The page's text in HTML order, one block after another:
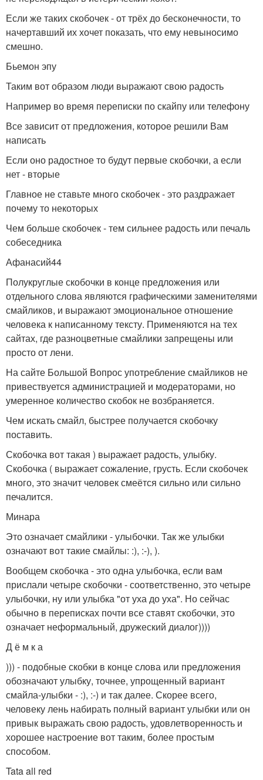
Если же таких скобочек - от трёх до бесконечности, то
начертавший их хочет показать, что ему невыносимо
смешно.
Бьемон эпу
Таким вот образом люди выражают свою радость
Например во время переписки по скайпу или телефону
Все зависит от предложения, которое решили Вам
написать
Если оно радостное то будут первые скобочки, а если
нет - вторые
Главное не ставьте много скобочек - это раздражает
почему то некоторых
Чем больше скобочек - тем сильнее радость или печаль
собеседника
Афанасий44
Полукруглые скобочки в конце предложения или
отдельного слова являются графическими заменителями
смайликов, и выражают эмоциональное отношение
человека к написанному тексту. Применяются на тех
сайтах, где разноцветные смайлики запрещены или
просто от лени.
На сайте Большой Вопрос употребление смайликов не
привествуется администрацией и модераторами, но
умеренное количество скобок не возбраняется.
Чем искать смайл, быстрее получается скобочку
поставить.
Скобочка вот такая ) выражает радость, улыбку.
Скобочка ( выражает сожаление, грусть. Если скобочек
много, это значит человек смеётся сильно или сильно
печалится.
Минара
Это означает смайлики - улыбочки. Так же улыбки
означают вот такие смайлы: :), :-), ).
Вообщем скобочка - это одна улыбочка, если вам
прислали четыре скобочки - соответственно, это четыре
улыбочки, ну или улыбка "от уха до уха". Но сейчас
обычно в переписках почти все ставят скобочки, это
означает неформальный, дружеский диалог))))
Д ё м к а
))) - подобные скобки в конце слова или предложения
обозначают улыбку, точнее, упрощенный вариант
смайла-улыбки - :), :-) и так далее. Скорее всего,
человеку лень набирать полный вариант улыбки или он
привык выражать свою радость, удовлетворенность и
хорошее настроение вот таким, более простым
способом.
Tata all red